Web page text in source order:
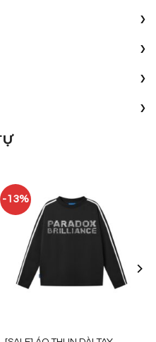
›
›
›
›
-13%